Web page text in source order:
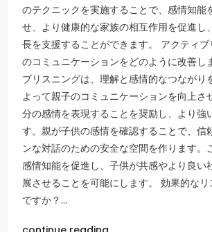
のテクニックを実施することで、感情知能
せ、より健康的な家族の相互作用を促進し
長を支援することができます。 アクティ
のコミュニケーションをどのように改善し
ブリスニングは、理解と感情的なつながり
よって親子のコミュニケーションを向上さ
分の感情を表現することを奨励し、より強
す。親が子供の感情を確認することで、信
ンな対話のための安全な空間を作ります。
感情知能を促進し、子供が共感やより良い
展させることを可能にします。 効果的な
ですか？…